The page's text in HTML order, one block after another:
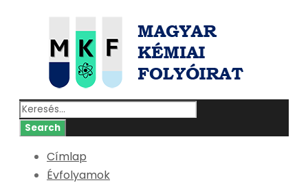
Címlap
Évfolyamok